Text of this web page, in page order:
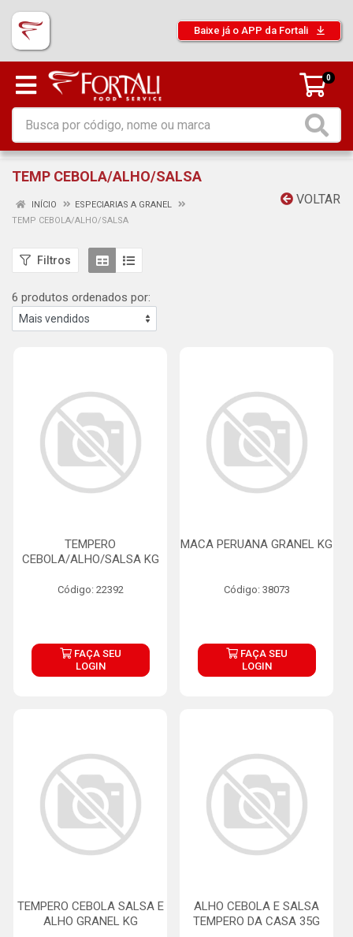
Baixe já o APP da Fortali
0
TEMP CEBOLA/ALHO/SALSA
VOLTAR
INÍCIO
ESPECIARIAS A GRANEL
TEMP CEBOLA/ALHO/SALSA
Filtros
6 produtos ordenados por:
TEMPERO
CEBOLA/ALHO/SALSA KG
Código: 22392
FAÇA SEU
LOGIN
MACA PERUANA GRANEL KG
Código: 38073
FAÇA SEU
LOGIN
TEMPERO CEBOLA SALSA E
ALHO GRANEL KG
ALHO CEBOLA E SALSA
TEMPERO DA CASA 35G